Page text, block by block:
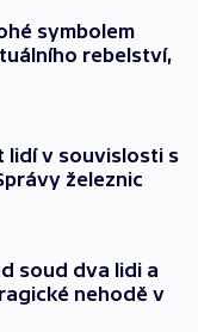
symbolem
rebelství,
lidí v souvislosti s
železnic
soud dva lidi a
nehodě v